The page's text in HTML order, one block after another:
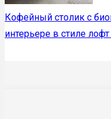
Кофейный столик с
интерьере в стиле